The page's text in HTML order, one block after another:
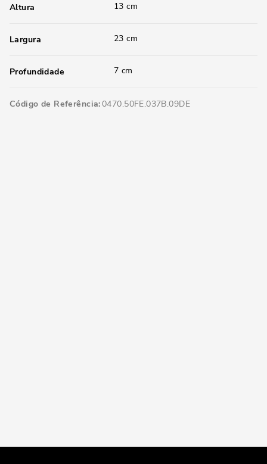
Altura 13 cm
Largura 23 cm
Profundidade 7 cm
Código de Referência 0470.50FE.037B.09DE